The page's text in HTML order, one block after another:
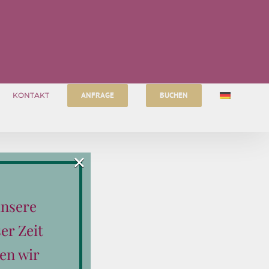
KONTAKT ANFRAGE BUCHEN
Zeit
wir
×